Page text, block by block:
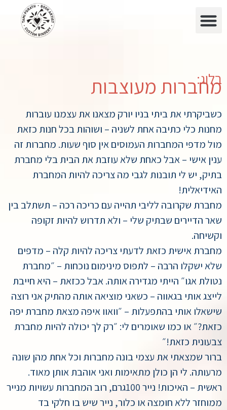
בלוג:
מחברות מעוצבות
כשביקרתי את ביתי בניו יורק מצאנו את עצמנו עוברות
מחנות כלי כתיבה אחת לשניה – ושוהות בכל חנות כזאת
מול מדפי המחברות העמוסים אין סוף שעות. מחברות זה
ענין אישי – אבל כאחת שלא עוזבת את הבית בלי מחברת
בתיק, יש לי תובנות לגבי מה צריכה להיות המחברת
האידיאלית!
מחברת שקרובה לליבי תהייה עם כריכה רכה – תשתלב בין
שאר הדיירים שבתיק שלי – ולא תדרוש להיות זקופה
וקשיחה.
מחברת אישית כזאת לדעתי צריכה להיות קלה – מדפים
שלא ישקלו הרבה – לתפוס מינימום נוכחות – ״מחברת
נטולת אגו״ הייתי מגדירה אותה. אבל ככזאת – היא חייבת
לייצג אותי בגאווה – כשאני מוציאה אותה מהתיק אני רוצה
שישאלו אותי בהתפעלות – ״וואוו איפה מצאת מחברת יפה
כזאת?״ או כמו שאומרים לי: ״רק לך יכולה להיות מחברת
צבעונית כזאת!״
ברור שמצאתי את עצמי בונה מחברות וכל אחת מהן שונה
מרעותה. לי הן כולן מתאימות ואני אוהבת אותן מאוד.
ראשית – האיכות! נייר 100גרם, רוב המחברות עשויות מנייר
ממוחזר ללא חומצה או כלור, נייר שיש בו חלקי בד